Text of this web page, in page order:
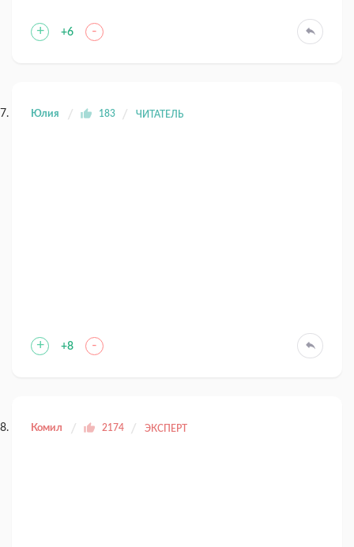
+ +6 -
Юлия 183 ЧИТАТЕЛЬ
+ +8 -
Комил 2174 ЭКСПЕРТ